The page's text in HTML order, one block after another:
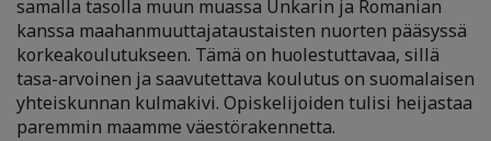
samalla tasolla muun muassa Unkarin ja Romanian
kanssa maahanmuuttajataustaisten nuorten pääsyssä
korkeakoulutukseen. Tämä on huolestuttavaa, sillä
tasa-arvoinen ja saavutettava koulutus on suomalaisen
yhteiskunnan kulmakivi. Opiskelijoiden tulisi heijastaa
paremmin maamme väestörakennetta.